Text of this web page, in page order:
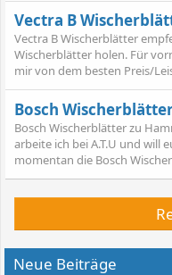
Vectra B
Vectra B Wischerblätter
Wischerblätter holen. Für
mir von dem besten Preis/
Bosch
Bosch Wischerblätter zu
arbeite ich bei A.T.U und will
momentan die Bosch
Neue Beiträge